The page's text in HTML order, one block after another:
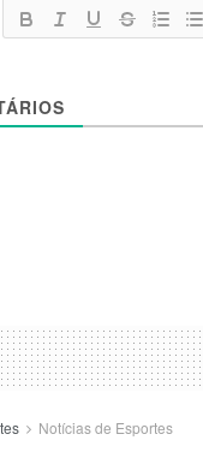
Notícias de Esportes